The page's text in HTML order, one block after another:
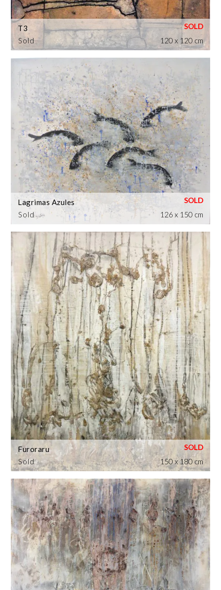
Sold
T3
120 x 120 cm
Sold
Lagrimas Azules
126 x 150 cm
Sold
Furoraru
150 x 180 cm